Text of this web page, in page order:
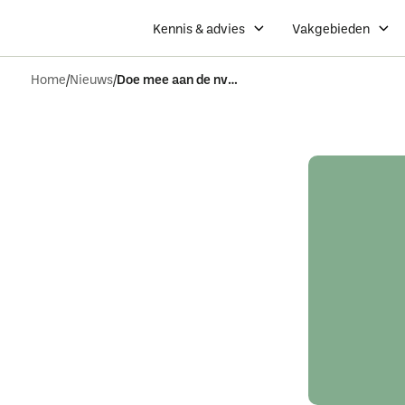
Kennis & advies Vakgebieden
Home Nieuws Doe mee aan de nvtl awards 2026